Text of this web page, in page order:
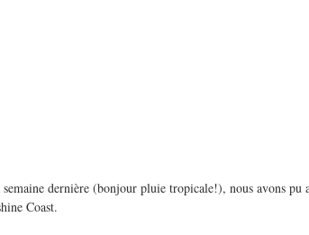
dernière (bonjour pluie tropicale!), nous avons
Coast.